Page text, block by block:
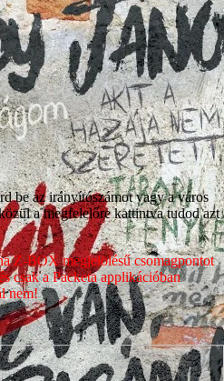
be az irányítószámot vagy a város
a megfelelőre kattintva tudod azt
Z-BOX megjelölésű csomagpontot
csak a Packeta applikációban
nem!